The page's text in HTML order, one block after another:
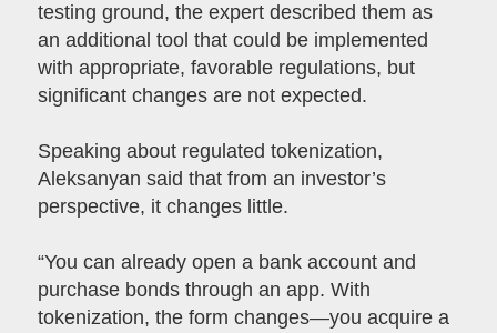
testing ground, the expert described them as
an additional tool that could be implemented
with appropriate, favorable regulations, but
significant changes are not expected.
Speaking about regulated tokenization,
Aleksanyan said that from an investor’s
perspective, it changes little.
“You can already open a bank account and
purchase bonds through an app. With
tokenization, the form changes—you acquire a